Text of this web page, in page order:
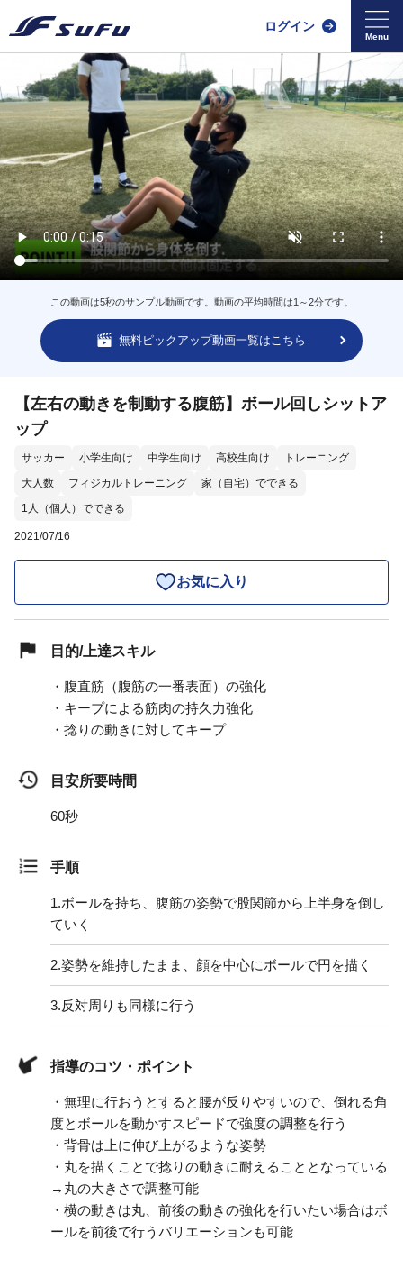
ログイン
この動画は5秒のサンプル動画です。動画の平均時間は1～2分です。
無料ピックアップ動画一覧はこちら
【左右の動きを制動する腹筋】ボール回しシットア
ップ
サッカー 小学生向け 中学生向け 高校生向け
トレーニング
大人数
フィジカルトレーニング
家（自宅）でできる
1人（個人）でできる
2021/07/16
お気に入り
目的/上達スキル
・腹直筋（腹筋の一番表面）の強化
・キープによる筋肉の持久力強化
・捻りの動きに対してキープ
目安所要時間
60秒
手順
1.ボールを持ち、腹筋の姿勢で股関節から上半身を倒し
ていく
2.姿勢を維持したまま、顔を中心にボールで円を描く
3.反対周りも同様に行う
指導のコツ・ポイント
・無理に行おうとすると腰が反りやすいので、倒れる角
度とボールを動かすスピードで強度の調整を行う
・背骨は上に伸び上がるような姿勢
・丸を描くことで捻りの動きに耐えることとなっている
→丸の大きさで調整可能
・横の動きは丸、前後の動きの強化を行いたい場合はボ
ールを前後で行うバリエーションも可能